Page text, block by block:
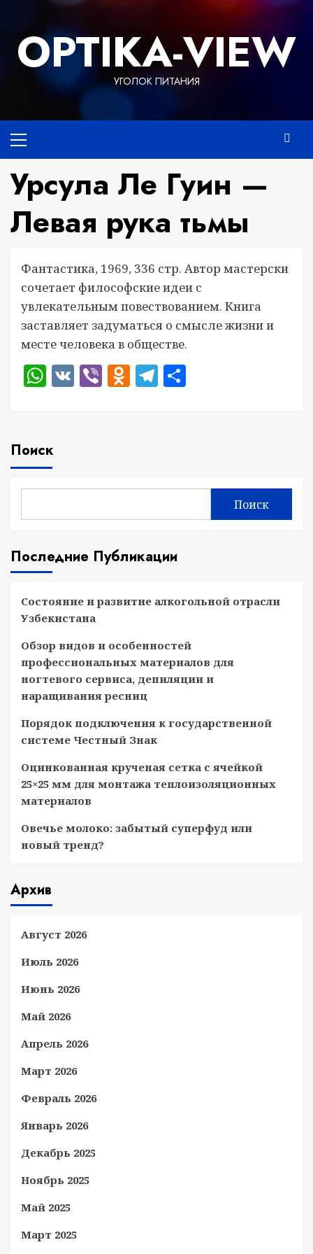
содержимому
OPTIKA-VIEW
УГОЛОК ПИТАНИЯ
меню
Урсула Ле Гуин —
Левая рука тьмы
Фантастика, 1969, 336 стр. Автор мастерски
сочетает философские идеи с
увлекательным повествованием. Книга
заставляет задуматься о смысле жизни и
месте человека в обществе.
WhatsApp
VKViberOdnoklassniki
Telegram
Поиск
Поиск
Последние Публикации
Состояние и развитие алкогольной отрасли
Узбекистана
Обзор видов и особенностей
профессиональных материалов для
ногтевого сервиса, депиляции и
наращивания ресниц
Порядок подключения к государственной
системе Честный Знак
Оцинкованная крученая сетка с ячейкой
25×25 мм для монтажа теплоизоляционных
материалов
Овечье молоко: забытый суперфуд или
новый тренд?
Архив
Август 2026
Июль 2026
Июнь 2026
Май 2026
Апрель 2026
Март 2026
Февраль 2026
Январь 2026
Декабрь 2025
Ноябрь 2025
Май 2025
Март 2025